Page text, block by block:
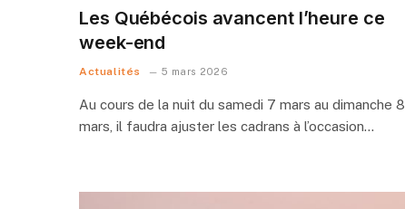
Les Québécois avancent l’heure ce
week-end
Actualités 5 mars 2026
Au cours de la nuit du samedi 7 mars au dimanche 8
mars, il faudra ajuster les cadrans à l’occasion…